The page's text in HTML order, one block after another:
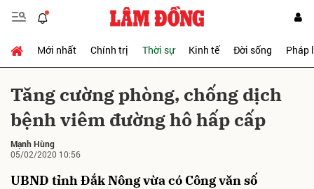
Mới nhất Chính trị Thời sự Kinh tế Đời sống Pháp
Tăng cường phòng, chống dịch
bệnh viêm đường hô hấp cấp
Mạnh Hùng
05/02/2020 10:56
UBND tỉnh Đắk Nông vừa có Công văn số
Gửi bình luận